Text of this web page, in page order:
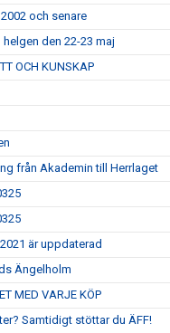
och senare
den 22-23 maj
OCH KUNSKAP
från Akademin till Herrlaget
är uppdaterad
Ängelholm
MED VARJE KÖP
Samtidigt stöttar du ÄFF!